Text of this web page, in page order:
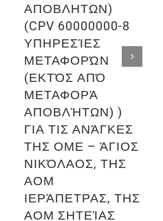
ΑΠΟΒΛΗΤΩΝ)
(CPV 60000000-8
ΥΠΗΡΕΣΊΕΣ
ΜΕΤΑΦΟΡΏΝ
(ΕΚΤΌΣ ΑΠΌ
ΜΕΤΑΦΟΡΆ
ΑΠΟΒΛΉΤΩΝ) )
ΓΙΑ ΤΙΣ ΑΝΆΓΚΕΣ
ΤΗΣ ΟΜΕ – ΆΓΙΟΣ
ΝΙΚΌΛΑΟΣ, ΤΗΣ
ΑΟΜ
ΙΕΡΆΠΕΤΡΑΣ, ΤΗΣ
ΑΟΜ ΣΗΤΕΊΑΣ